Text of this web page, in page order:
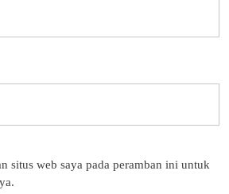
situs web saya pada peramban ini untuk